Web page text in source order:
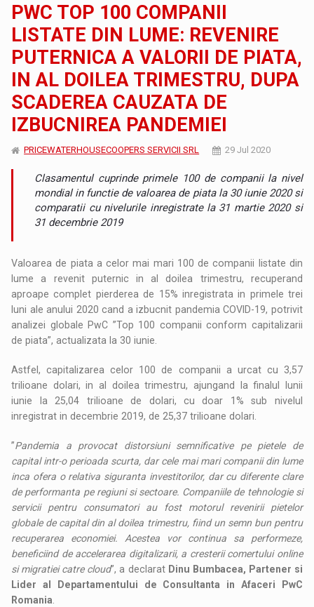
PWC TOP 100 COMPANII
LISTATE DIN LUME: REVENIRE
PUTERNICA A VALORII DE PIATA,
IN AL DOILEA TRIMESTRU, DUPA
SCADEREA CAUZATA DE
IZBUCNIREA PANDEMIEI
PRICEWATERHOUSECOOPERS SERVICII SRL 29 Jul 2020
Clasamentul cuprinde primele 100 de companii la nivel
mondial in functie de valoarea de piata la 30 iunie 2020 si
comparatii cu nivelurile inregistrate la 31 martie 2020 si
31 decembrie 2019
Valoarea de piata a celor mai mari 100 de companii listate din
lume a revenit puternic in al doilea trimestru, recuperand
aproape complet pierderea de 15% inregistrata in primele trei
luni ale anului 2020 cand a izbucnit pandemia COVID-19, potrivit
analizei globale PwC ”Top 100 companii conform capitalizarii
de piata”, actualizata la 30 iunie.
Astfel, capitalizarea celor 100 de companii a urcat cu 3,57
trilioane dolari, in al doilea trimestru, ajungand la finalul lunii
iunie la 25,04 trilioane de dolari, cu doar 1% sub nivelul
inregistrat in decembrie 2019, de 25,37 trilioane dolari.
”Pandemia a provocat distorsiuni semnificative pe pietele de
capital intr-o perioada scurta, dar cele mai mari companii din lume
inca ofera o relativa siguranta investitorilor, dar cu diferente clare
de performanta pe regiuni si sectoare. Companiile de tehnologie si
servicii pentru consumatori au fost motorul revenirii pietelor
globale de capital din al doilea trimestru, fiind un semn bun pentru
recuperarea economiei. Acestea vor continua sa performeze,
beneficiind de accelerarea digitalizarii, a cresterii comertului online
si migratiei catre cloud”, a declarat Dinu Bumbacea, Partener si
Lider al Departamentului de Consultanta in Afaceri PwC
Romania